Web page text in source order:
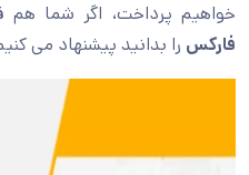
خواهیم پرداخت، اگر شما
فارکس را بدانید پیشنهاد می